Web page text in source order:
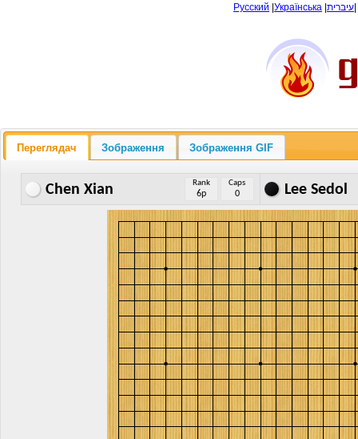
Русский Українська עיברית
Переглядач Зображення Зображення GIF
Chen Xian Rank
6p
Caps
0 Lee Sedol